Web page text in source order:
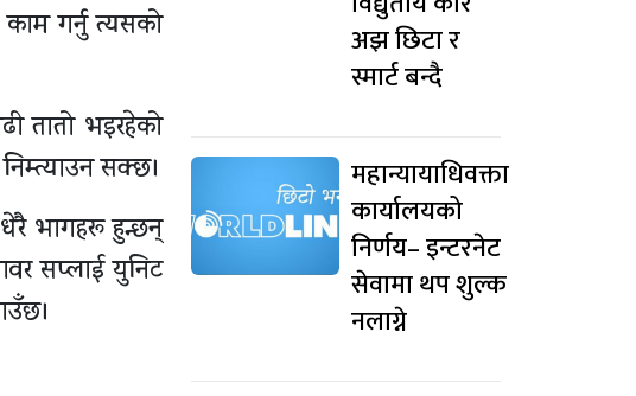
गर्नु त्यसको
तातो भइरहेको
सक्छ।
भागहरू हुन्छन्
सप्लाई युनिट
अझ छिटा र
स्मार्ट बन्दै
महान्यायाधिवक्ता
कार्यालयको
निर्णय– इन्टरनेट
सेवामा थप शुल्क
नलाग्ने